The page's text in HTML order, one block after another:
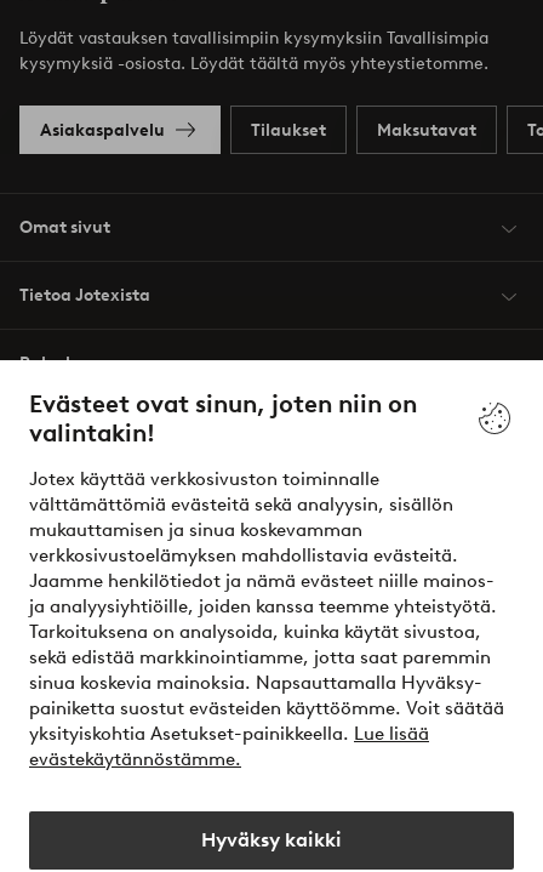
Evästeet ovat sinun, joten niin on
valintakin!
Jotex käyttää verkkosivuston toiminnalle
välttämättömiä evästeitä sekä analyysin, sisällön
mukauttamisen ja sinua koskevamman
verkkosivustoelämyksen mahdollistavia evästeitä.
Jaamme henkilötiedot ja nämä evästeet niille mainos-
ja analyysiyhtiöille, joiden kanssa teemme yhteistyötä.
Tarkoituksena on analysoida, kuinka käytät sivustoa,
sekä edistää markkinointiamme, jotta saat paremmin
sinua koskevia mainoksia. Napsauttamalla Hyväksy-
painiketta suostut evästeiden käyttöömme. Voit säätää
yksityiskohtia Asetukset-painikkeella. Lue lisää
evästekäytännöstämme.
Hyväksy kaikki
Löydät vastauksen tavallisimpiin kysymyksiin Tavallisimpia
kysymyksiä -osiosta. Löydät täältä myös yhteystietomme.
Asiakaspalvelu Tilaukset Maksutavat
Omat sivut
Tietoa Jotexista
Palvelumme
Ehdot
Ystävät
Turvalliset maksut – maksa nyt tai erissä
Haluatko tietää lisää maksuvaihtoehdoistamme?
elpy